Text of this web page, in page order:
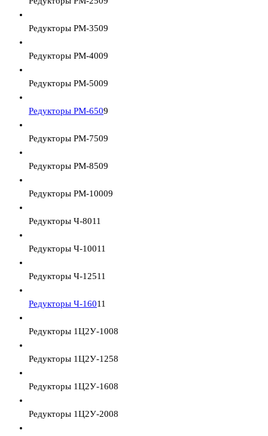
Редукторы РМ-3509
Редукторы РМ-4009
Редукторы РМ-5009
Редукторы РМ-6509
Редукторы РМ-7509
Редукторы РМ-8509
Редукторы РМ-10009
Редукторы Ч-8011
Редукторы Ч-10011
Редукторы Ч-12511
Редукторы Ч-16011
Редукторы 1Ц2У-1008
Редукторы 1Ц2У-1258
Редукторы 1Ц2У-1608
Редукторы 1Ц2У-2008